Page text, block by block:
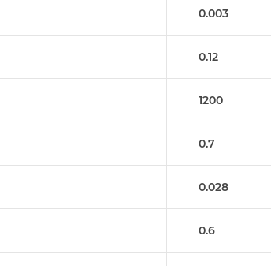
0.003
0.12
1200
0.7
0.028
0.6